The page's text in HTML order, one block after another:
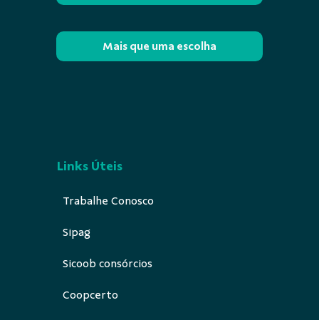
Mais que uma escolha
Links Úteis
Trabalhe Conosco
Sipag
Sicoob consórcios
Coopcerto